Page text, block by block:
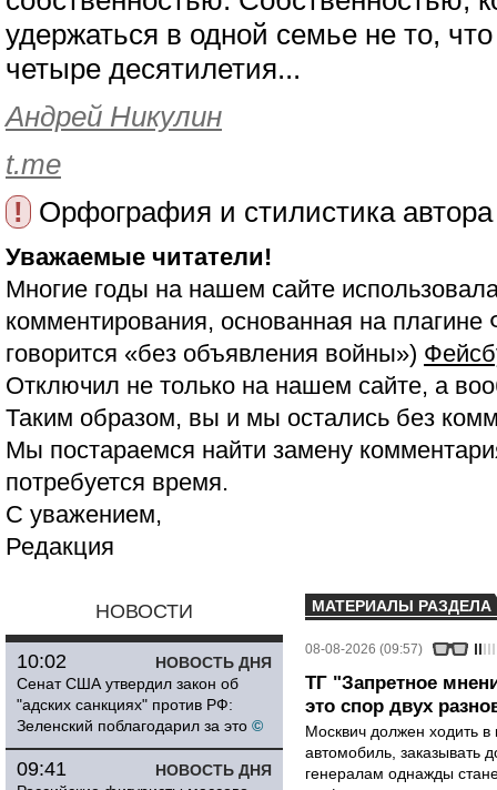
удержаться в одной семье не то,
четыре десятилетия...
Андрей Никулин
t.me
!
Орфография и стилистика
Уважаемые читатели!
Многие годы на нашем сайте
комментирования, основанная на
говорится «без объявления войны»)
Отключил не только на нашем сайте, а
Таким образом, вы и мы остались без
Мы постараемся найти замену
потребуется время.
С уважением,
Редакция
НОВОСТИ
НОВОСТЬ ДНЯ
10:02
Сенат США утвердил закон об
"адских санкциях" против РФ:
Зеленский поблагодарил за это ©
НОВОСТЬ ДНЯ
09:41
МАТЕРИАЛЫ РАЗДЕЛА
08-08-2026 (09:57)
ТГ "Запретное
это спор двух
Москвич должен ходить в
автомобиль, заказывать
генералам однажды